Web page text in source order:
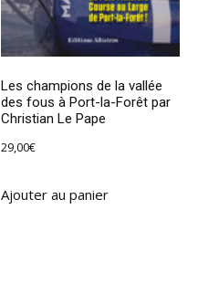
Les champions de la vallée
des fous à Port-la-Forêt par
Christian Le Pape
29,00€
Ajouter au panier